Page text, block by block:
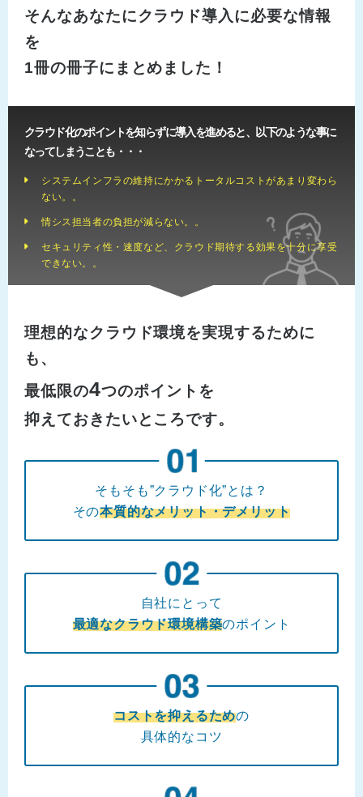
そんなあなたにクラウド導入に必要な情報
を
1冊の冊子にまとめました！
クラウド化のポイントを知らずに導入を進めると、以下のような事に
なってしまうことも・・・
システムインフラの維持にかかるトータルコストがあまり変わら
ない。。
情シス担当者の負担が減らない。。
セキュリティ性・速度など、クラウド期待する効果を十分に享受
できない。。
理想的なクラウド環境を実現するために
も、
最低限の4つのポイントを
抑えておきたいところです。
そもそも”クラウド化”とは？
その本質的なメリット・デメリット
自社にとって
最適なクラウド環境構築のポイント
コストを抑えるための
具体的なコツ